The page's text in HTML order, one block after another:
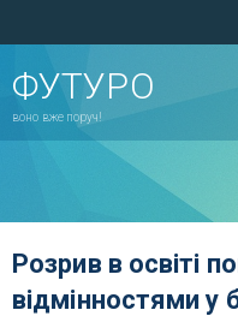
ФУТУРО
воно вже поруч!
Розрив в освіті
відмінностями у